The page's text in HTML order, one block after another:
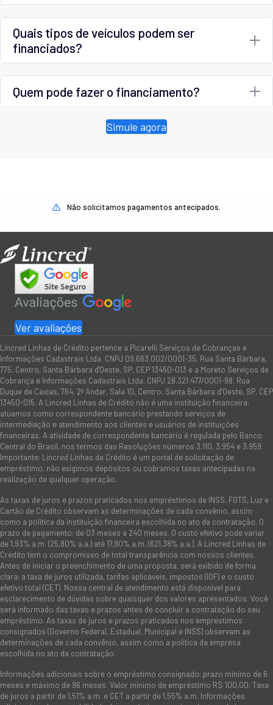
Quais tipos de veículos podem ser
financiados?
Quem pode fazer o financiamento?
Simule agora
Não solicitamos pagamentos antecipados.
Ver avaliações
Lincred Linhas de Crédito pertence a Picarelli Serviços de Cobranças e
Informações Cadastrais Ltda. CNPJ 09.663.002/0001-35. Rua Santa Bárbara,
775, Centro, Santa Bárbara d'Oeste, SP, CEP 13450-013 e a Moreto Serviços de
Cobrança e Informações Cadastrais Ltda. CNPJ 28.321.477/0001-98. Rua
Duque de Caxias, 764, 2º Andar, Sala 10, Centro, Santa Bárbara d’Oeste, SP, CEP
13450-015. A Lincred Linhas de Crédito não é uma instituição financeira:
atuamos como correspondente bancário prestando serviços de
intermediação e atendimento aos clientes e usuários de instituições
financeiras. A atividade de correspondente bancário é regulada pelo Banco
Central do Brasil, nos termos das Resoluções números 3.110, 3.954 e 3.959.
Importante: Lincred Linhas de Crédito é um portal de solicitação de
empréstimo, não exigimos depósitos ou cobramos taxas antecipadas na
realização de qualquer operação.
As taxas de juros e prazos praticados nos empréstimos de INSS, FGTS, Luz e
Cartão de Crédito observam as determinações de cada convênio, assim
como a política da instituição financeira escolhida no ato da contratação. O
prazo de pagamento: de 03 meses a 240 meses. O custo efetivo pode variar
de 1,93% a.m. (25,80% a.a.) até 17,90% a.m. (621,38% a.a.). A Lincred Linhas de
Crédito tem o compromisso de total transparência com nossos clientes.
Antes de iniciar o preenchimento de uma proposta, será exibido de forma
clara: a taxa de juros utilizada, tarifas aplicáveis, impostos (IOF) e o custo
efetivo total (CET). Nossa central de atendimento está disponível para
esclarecimento de dúvidas sobre quaisquer dos valores apresentados. Você
será informado das taxas e prazos antes de concluir a contratação do seu
empréstimo. As taxas de juros e prazos praticados nos empréstimos
consignados (Governo Federal, Estadual, Municipal e INSS) observam as
determinações de cada convênio, assim como a política da empresa
escolhida no ato da contratação.
Informações adicionais sobre o empréstimo consignado: prazo mínimo de 6
meses e máximo de 96 meses. Valor mínimo de empréstimo R$ 100,00. Taxa
de juros a partir de 1,51% a.m. e CET a partir de 1,55% a.m. Informações